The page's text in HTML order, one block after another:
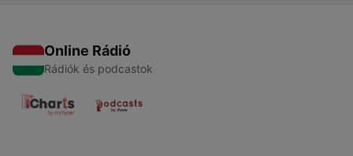
Online Rádió
Rádiók és podcastok